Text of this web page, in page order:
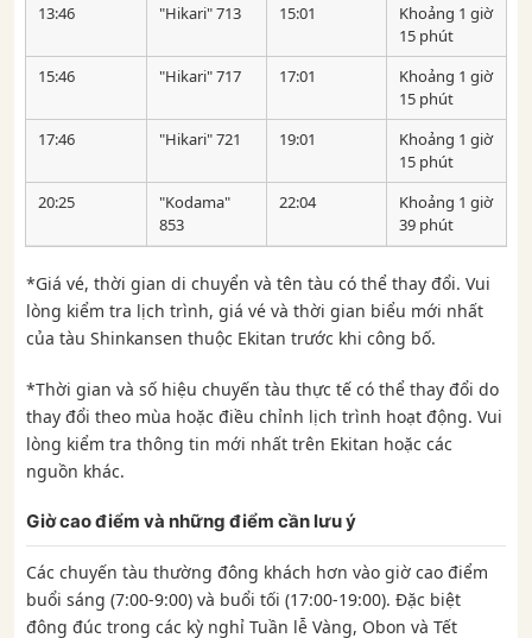
13:46
"Hikari" 713 15:01
Khoảng 1 giờ
15 phút
15:46
"Hikari" 717 17:01
Khoảng 1 giờ
15 phút
17:46
"Hikari" 721 19:01
Khoảng 1 giờ
15 phút
20:25
"Kodama"
853
22:04
Khoảng 1 giờ
39 phút
*Giá vé, thời gian di chuyển và tên tàu có thể thay đổi. Vui
lòng kiểm tra lịch trình, giá vé và thời gian biểu mới nhất
của tàu Shinkansen thuộc Ekitan trước khi công bố.
*Thời gian và số hiệu chuyến tàu thực tế có thể thay đổi do
thay đổi theo mùa hoặc điều chỉnh lịch trình hoạt động. Vui
lòng kiểm tra thông tin mới nhất trên Ekitan hoặc các
nguồn khác.
Giờ cao điểm và những điểm cần lưu ý
Các chuyến tàu thường đông khách hơn vào giờ cao điểm
buổi sáng (7:00-9:00) và buổi tối (17:00-19:00). Đặc biệt
đông đúc trong các kỳ nghỉ Tuần lễ Vàng, Obon và Tết